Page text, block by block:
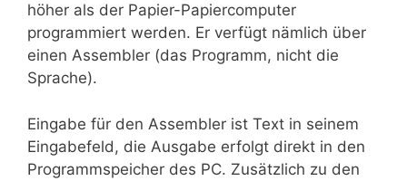
höher als der Papier-Papiercomputer
programmiert werden. Er verfügt nämlich über
einen Assembler (das Programm, nicht die
Sprache).
Eingabe für den Assembler ist Text in seinem
Eingabefeld, die Ausgabe erfolgt direkt in den
Programmspeicher des PC. Zusätzlich zu den